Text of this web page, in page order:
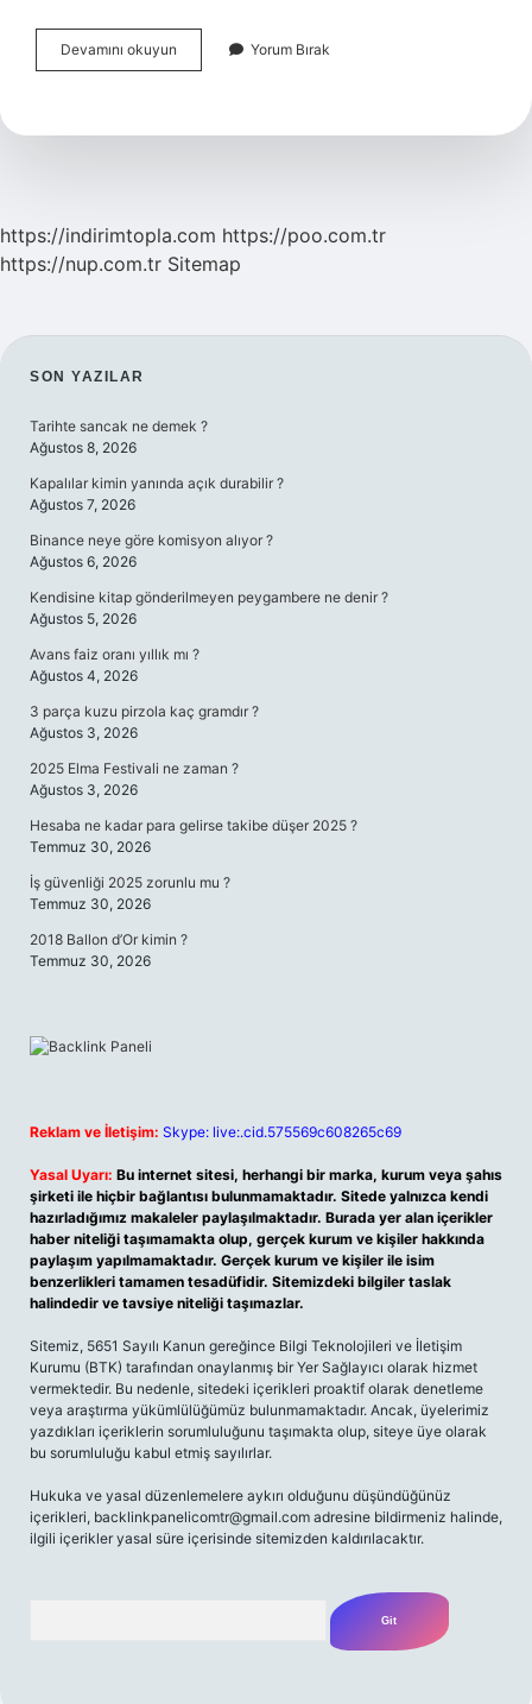
Devamını okuyun
Su
Anlaşılır
Yorum Bırak
https://indirimtopla.com https://poo.com.tr
https://nup.com.tr Sitemap
SIDEBAR
SON YAZILAR
Tarihte sancak ne demek ?
Ağustos 8, 2026
Kapalılar kimin yanında açık durabilir ?
Ağustos 7, 2026
Binance neye göre komisyon alıyor ?
Ağustos 6, 2026
Kendisine kitap gönderilmeyen peygambere ne denir ?
Ağustos 5, 2026
Avans faiz oranı yıllık mı ?
Ağustos 4, 2026
3 parça kuzu pirzola kaç gramdır ?
Ağustos 3, 2026
2025 Elma Festivali ne zaman ?
Ağustos 3, 2026
Hesaba ne kadar para gelirse takibe düşer 2025 ?
Temmuz 30, 2026
İş güvenliği 2025 zorunlu mu ?
Temmuz 30, 2026
2018 Ballon d’Or kimin ?
Temmuz 30, 2026
Reklam ve İletişim: Skype: live:.cid.575569c608265c69
Yasal Uyarı: Bu internet sitesi, herhangi bir marka, kurum veya şahıs
şirketi ile hiçbir bağlantısı bulunmamaktadır. Sitede yalnızca kendi
hazırladığımız makaleler paylaşılmaktadır. Burada yer alan içerikler
haber niteliği taşımamakta olup, gerçek kurum ve kişiler hakkında
paylaşım yapılmamaktadır. Gerçek kurum ve kişiler ile isim
benzerlikleri tamamen tesadüfidir. Sitemizdeki bilgiler taslak
halindedir ve tavsiye niteliği taşımazlar.
Sitemiz, 5651 Sayılı Kanun gereğince Bilgi Teknolojileri ve İletişim
Kurumu (BTK) tarafından onaylanmış bir Yer Sağlayıcı olarak hizmet
vermektedir. Bu nedenle, sitedeki içerikleri proaktif olarak denetleme
veya araştırma yükümlülüğümüz bulunmamaktadır. Ancak, üyelerimiz
yazdıkları içeriklerin sorumluluğunu taşımakta olup, siteye üye olarak
bu sorumluluğu kabul etmiş sayılırlar.
Hukuka ve yasal düzenlemelere aykırı olduğunu düşündüğünüz
içerikleri, backlinkpanelicomtr@gmail.com adresine bildirmeniz halinde,
ilgili içerikler yasal süre içerisinde sitemizden kaldırılacaktır.